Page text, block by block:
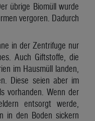
übrige Biomüll wurde
vergoren. Dadurch
in der Zentrifuge nur
Auch Giftstoffe, die
im Hausmüll landen,
Diese seien aber im
vorhanden. Wenn der
entsorgt werde,
in den Boden sickern